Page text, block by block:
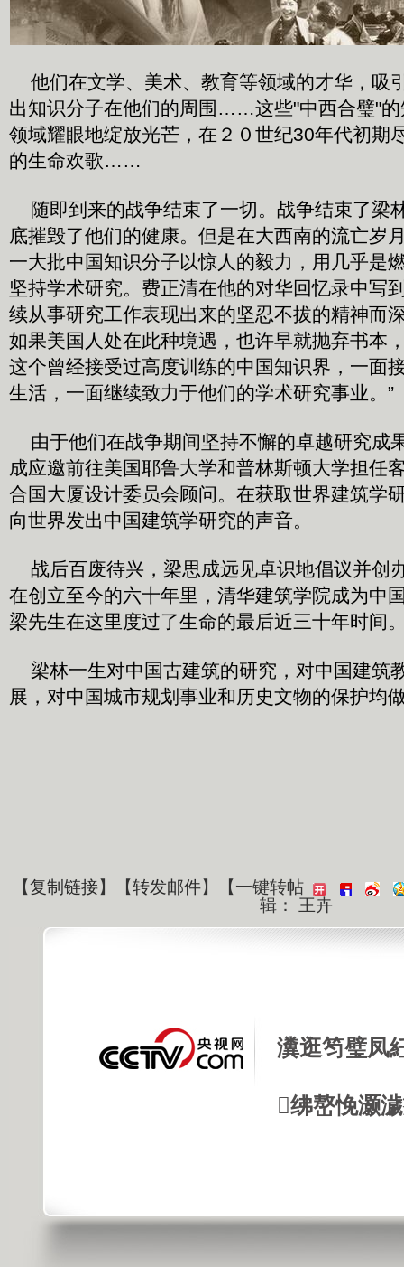
他们在文学、美术、教育等领域的才华，吸
出知识分子在他们的周围……这些"中西合璧"的
领域耀眼地绽放光芒，在２０世纪30年代初期
的生命欢歌……
随即到来的战争结束了一切。战争结束了梁
底摧毁了他们的健康。但是在大西南的流亡岁
一大批中国知识分子以惊人的毅力，用几乎是
坚持学术研究。费正清在他的对华回忆录中写
续从事研究工作表现出来的坚忍不拔的精神而
如果美国人处在此种境遇，也许早就抛弃书本
这个曾经接受过高度训练的中国知识界，一面
生活，一面继续致力于他们的学术研究
由于他们在战争期间坚持不懈的卓越研究成
成应邀前往美国耶鲁大学和普林斯顿大学担任
合国大厦设计委员会顾问。在获取世界建筑学
向世界发出中国建筑学研究的声音。
战后百废待兴，梁思成远见卓识地倡议并创
在创立至今的六十年里，清华建筑学院成为中
梁先生在这里度过了生命的最后近三十年时
梁林一生对中国古建筑的研究，对中国建筑
展，对中国城市规划事业和历史文物的保护均
【复制链接】【转发邮件】
【一键转帖
辑： 王卉
瀵逛笉璧凤
绋嶅悗灏